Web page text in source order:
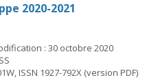
2020-2021
: 30 octobre 2020
ISSN 1927-792X (version PDF)